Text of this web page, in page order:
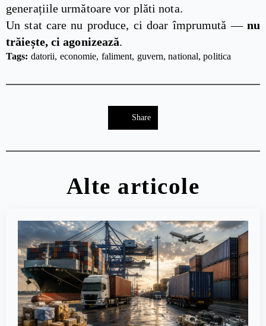
generațiile următoare vor plăti nota.
Un stat care nu produce, ci doar împrumută — nu
trăiește, ci agonizează.
Tags: datorii economie faliment guvern national politica
Share
Alte articole